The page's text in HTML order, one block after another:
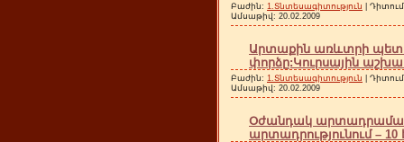
Բաժին: 1.Տնտեսագիտություն |
Ամսաթիվ: 20.02.2009
Արտաքին առևտրի
փորձը:Կուրսային
Բաժին: 1.Տնտեսագիտություն |
Ամսաթիվ: 20.02.2009
Օժանդակ
արտադրությունում – 10